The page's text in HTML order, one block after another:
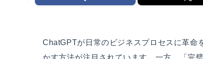
ChatGPTが日常のビジネスプロセスに革命
かす方法が注目されています。一方、「完